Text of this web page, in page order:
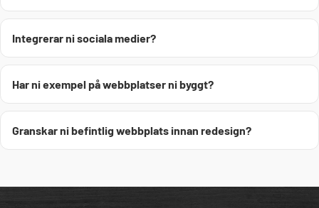
Integrerar ni sociala medier?
Har ni exempel på webbplatser ni byggt?
Granskar ni befintlig webbplats innan redesign?